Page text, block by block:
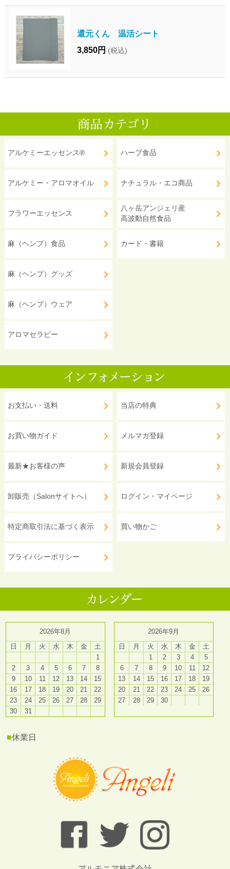
還元くん 温活シート
3,850円 (税込)
アルケミーエッセンス®
アルケミー・アロマオイル
フラワーエッセンス
麻（ヘンプ）食品
麻（ヘンプ）グッズ
麻（ヘンプ）ウェア
アロマセラピー
ハーブ食品
ナチュラル・エコ商品
八ヶ岳アンジェリ産
高波動自然食品
カード・書籍
お支払い・送料
お買い物ガイド
最新★お客様の声
卸販売（Salonサイトへ）
特定商取引法に基づく表示
プライバシーポリシー
当店の特典
メルマガ登録
新規会員登録
ログイン・マイページ
買い物かご
2026年8月
日
月 火 水 木 金
土
1
2
3 4 5 6 7
8
9
10 11 12 13 14
15
16
17 18 19 20 21
22
23
24 25 26 27 28
29
30
31
2026年9月
日
月 火 水 木 金
土
1
2 3 4
5
6
7 8 9 10 11
12
13
14 15 16 17 18
19
20
21 22 23 24 25
26
27
28 29 30
■休業日